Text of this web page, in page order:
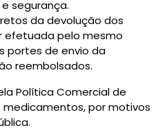
segurança.
da devolução dos
efetuada pelo mesmo
portes de envio da
reembolsados.
Política Comercial de
por motivos